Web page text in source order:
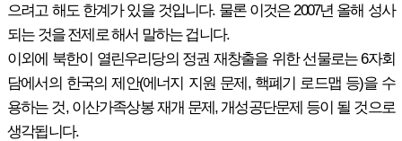
으려고 해도 한계가 있을 것입니다. 물론 이것은 2007년 올해 성사
되는 것을 전제로 해서 말하는 겁니다.
이외에 북한이 열린우리당의 정권 재창출을 위한 선물로는 6자회
담에서의 한국의 제안(에너지 지원 문제, 핵폐기 로드맵 등)을 수
용하는 것, 이산가족상봉 재개 문제, 개성공단문제 등이 될 것으로
생각됩니다.